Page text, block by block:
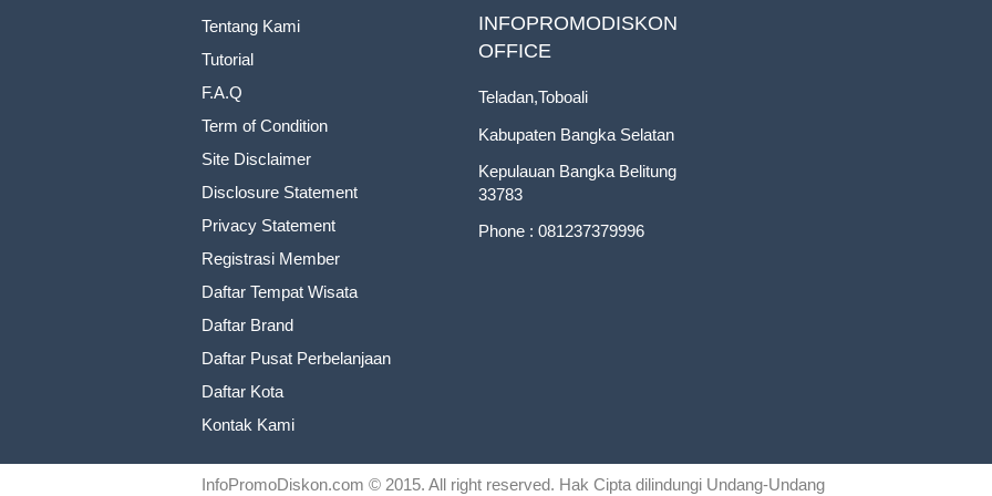
Tentang Kami
Tutorial
F.A.Q
Term of Condition
Site Disclaimer
Disclosure Statement
Privacy Statement
Registrasi Member
Daftar Tempat Wisata
Daftar Brand
Daftar Pusat Perbelanjaan
Daftar Kota
Kontak Kami
INFOPROMODISKON
OFFICE
Teladan,Toboali
Kabupaten Bangka Selatan
Kepulauan Bangka Belitung
33783
Phone : 081237379996
InfoPromoDiskon.com © 2015. All right reserved. Hak Cipta dilindungi Undang-Undang